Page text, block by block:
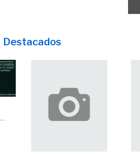
Destacados